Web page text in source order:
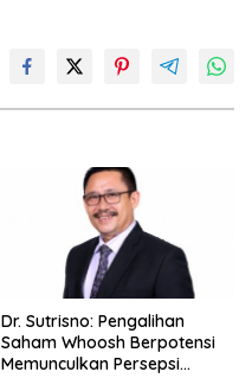
Dr. Sutrisno: Pengalihan
Saham Whoosh Berpotensi
Memunculkan Persepsi